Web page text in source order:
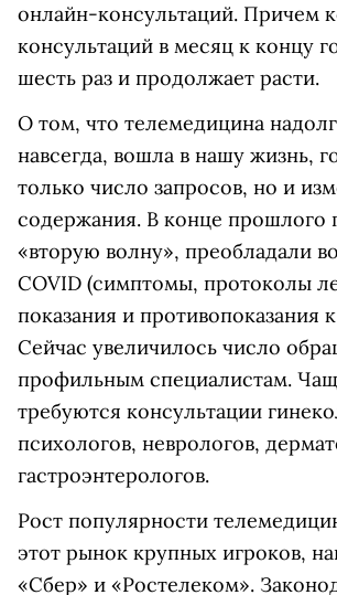
онлайн-консультаций. Причем
консультаций в месяц к концу
шесть раз и продолжает расти.
О том, что телемедицина
навсегда, вошла в нашу жизнь,
только число запросов, но и
содержания. В конце прошлого
«вторую волну», преобладали
COVID (симптомы, протоколы
показания и противопоказания
Сейчас увеличилось число
профильным специалистам.
требуются консультации
психологов, неврологов,
гастроэнтерологов.
Рост популярности
этот рынок крупных игроков,
«‎Сбер» и «‎Ростелеком».